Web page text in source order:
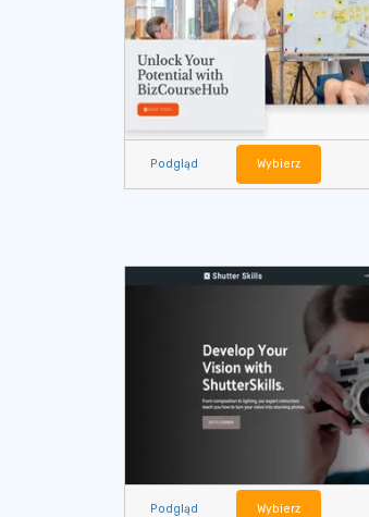
Podgląd Wybierz
Podgląd Wybierz